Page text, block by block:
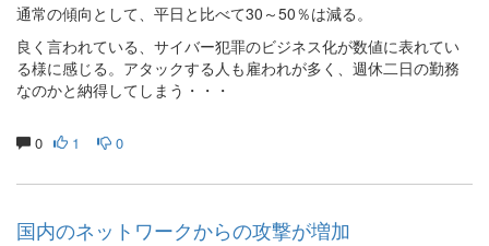
通常の傾向として、平日と比べて30～50％は減る。
良く言われている、サイバー犯罪のビジネス化が数値に表れてい
る様に感じる。アタックする人も雇われが多く、週休二日の勤務
なのかと納得してしまう・・・
0 1 0
国内のネットワークからの攻撃が増加